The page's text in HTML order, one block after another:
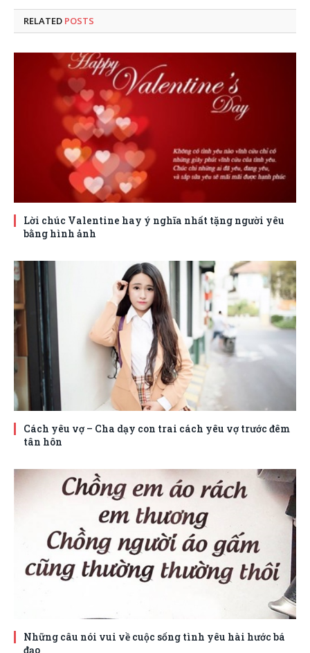
RELATED POSTS
Lời chúc Valentine hay ý nghĩa nhất tặng người yêu
bằng hình ảnh
Cách yêu vợ – Cha dạy con trai cách yêu vợ trước đêm
tân hôn
Những câu nói vui về cuộc sống tình yêu hài hước bá
đạo